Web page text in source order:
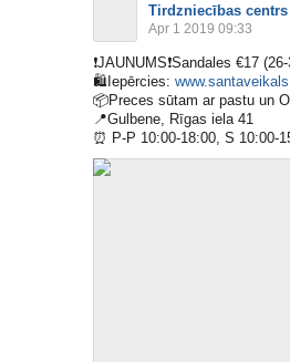
Tirdzniecības centrs
Apr 1 2019 09:33
❗️JAUNUMS❗️Sandales €17 (26-
🛍 Iepērcies:
📦Preces sūtam ar pastu un
📍Gulbene, Rīgas iela 41
⏰ P-P 10:00-18:00, S 10:00-